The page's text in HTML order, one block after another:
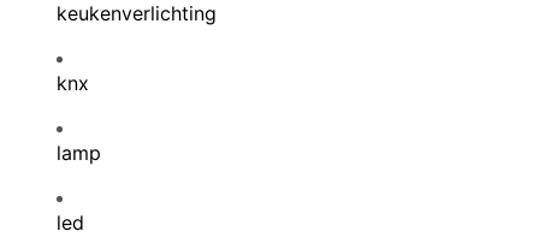
keukenverlichting
knx
lamp
led